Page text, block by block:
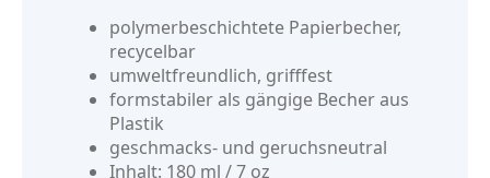
polymerbeschichtete Papierbecher,
recycelbar
umweltfreundlich, grifffest
formstabiler als gängige Becher aus
Plastik
geschmacks- und geruchsneutral
Inhalt: 180 ml / 7 oz